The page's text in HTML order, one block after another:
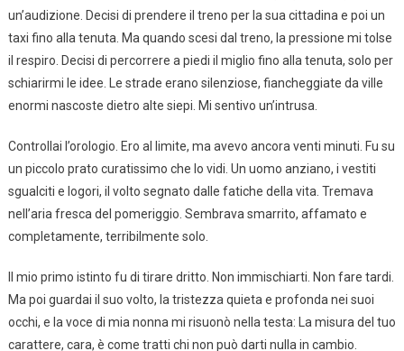
un’audizione. Decisi di prendere il treno per la sua cittadina e poi un
taxi fino alla tenuta. Ma quando scesi dal treno, la pressione mi tolse
il respiro. Decisi di percorrere a piedi il miglio fino alla tenuta, solo per
schiarirmi le idee. Le strade erano silenziose, fiancheggiate da ville
enormi nascoste dietro alte siepi. Mi sentivo un’intrusa.
Controllai l’orologio. Ero al limite, ma avevo ancora venti minuti. Fu su
un piccolo prato curatissimo che lo vidi. Un uomo anziano, i vestiti
sgualciti e logori, il volto segnato dalle fatiche della vita. Tremava
nell’aria fresca del pomeriggio. Sembrava smarrito, affamato e
completamente, terribilmente solo.
Il mio primo istinto fu di tirare dritto. Non immischiarti. Non fare tardi.
Ma poi guardai il suo volto, la tristezza quieta e profonda nei suoi
occhi, e la voce di mia nonna mi risuonò nella testa: La misura del tuo
carattere, cara, è come tratti chi non può darti nulla in cambio.